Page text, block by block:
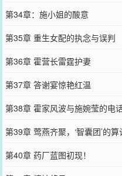
第34章：施小姐的酸意
第35章 重生女配的执念与误判
第36章 霍营长雷霆护妻
第37章 答谢宴惊艳红温
第38章 霍家风波与施婉莹的电
第39章 莺燕齐聚，‘智囊团’的算
第40章 药厂蓝图初现！